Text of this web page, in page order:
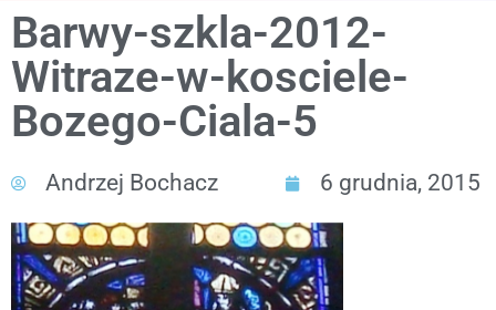
Barwy-szkla-2012-
Witraze-w-kosciele-
Bozego-Ciala-5
Andrzej Bochacz 6 grudnia, 2015